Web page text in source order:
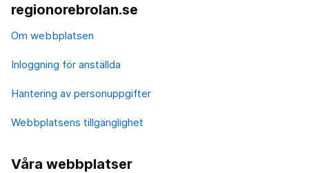
regionorebrolan.se
Om webbplatsen
Inloggning för anställda
Hantering av personuppgifter
Webbplatsens tillgänglighet
Våra webbplatser